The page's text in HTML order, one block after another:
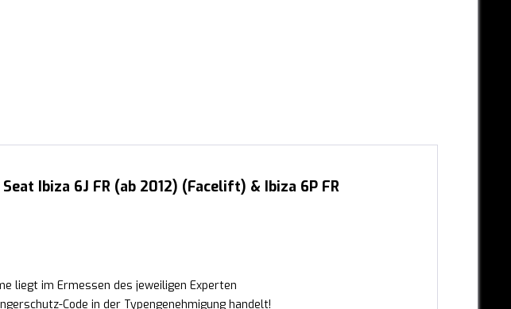
Ibiza 6J FR (ab 2012) (Facelift) & Ibiza 6P FR
liegt im Ermessen des jeweiligen Experten
Code in der Typengenehmigung handelt!